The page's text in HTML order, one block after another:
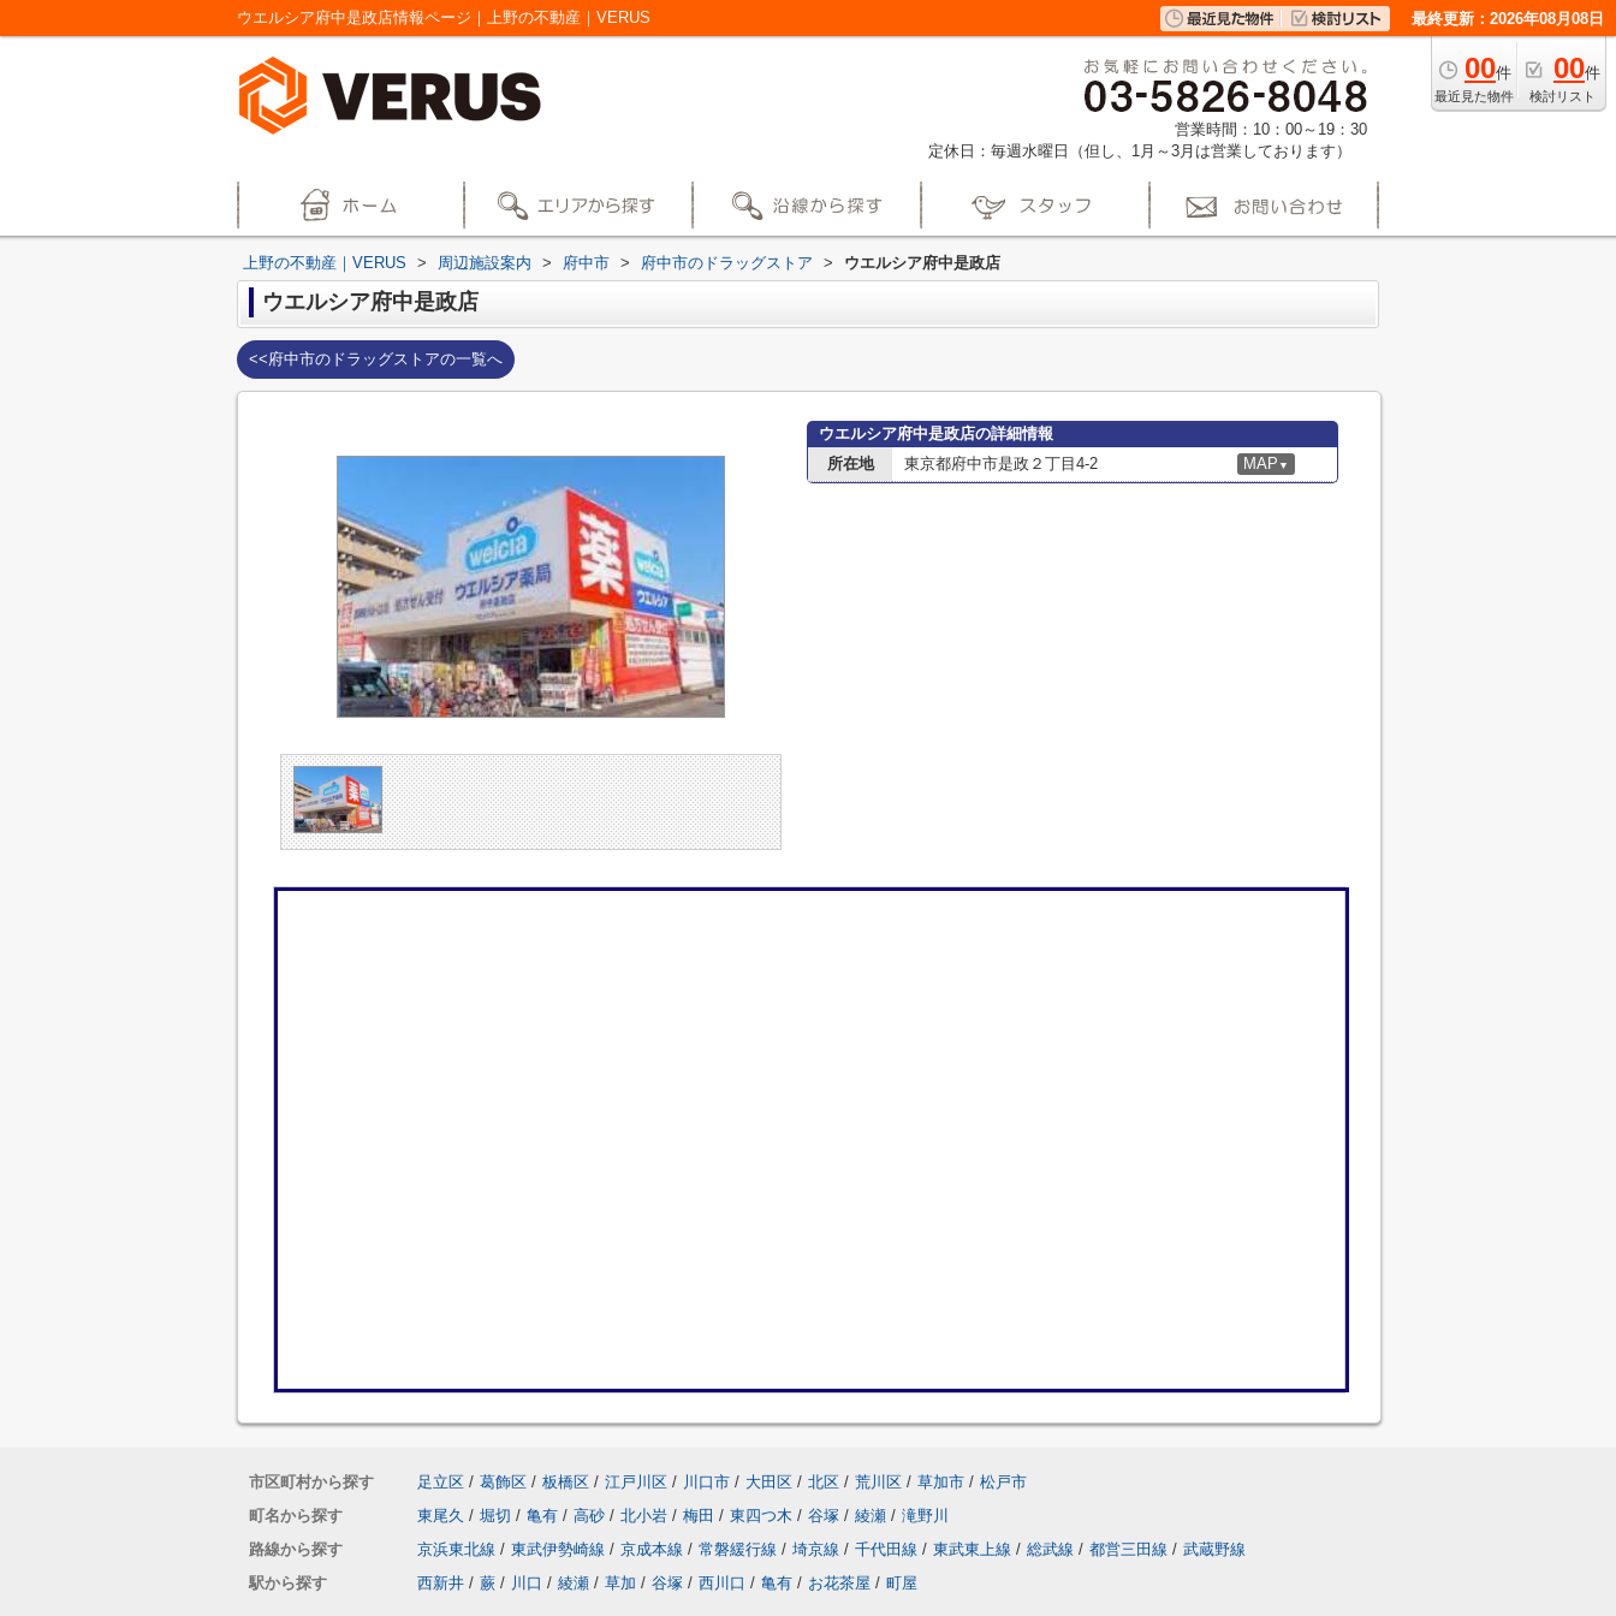
ウエルシア府中是政店情報ページ｜上野の不動産｜VERUS 最終更新：2026年08月08日
00件
最近見た物件
00件
検討リスト
営業時間：10：00～19：30
定休日：毎週水曜日（但し、1月～3月は営業しております）
上野の不動産｜VERUS > 周辺施設案内 > 府中市 > 府中市のドラッグストア > ウエルシア府中是政店
ウエルシア府中是政店
<<府中市のドラッグストアの一覧へ
ウエルシア府中是政店の詳細情報
所在地
東京都府中市是政２丁目4-2 MAP ▼
市区町村から探す 足立区 / 葛飾区 / 板橋区 / 江戸川区 / 川口市 / 大田区 / 北区 / 荒川区 / 草加市 / 松戸市
町名から探す
東尾久 / 堀切 / 亀有 / 高砂 / 北小岩 / 梅田 / 東四つ木 / 谷塚 / 綾瀬 / 滝野川
路線から探す
京浜東北線 / 東武伊勢崎線 / 京成本線 / 常磐緩行線 / 埼京線 / 千代田線 / 東武東上線 / 総武線 / 都営三田線 / 武蔵野線
駅から探す
西新井 / 蕨 / 川口 / 綾瀬 / 草加 / 谷塚 / 西川口 / 亀有 / お花茶屋 / 町屋